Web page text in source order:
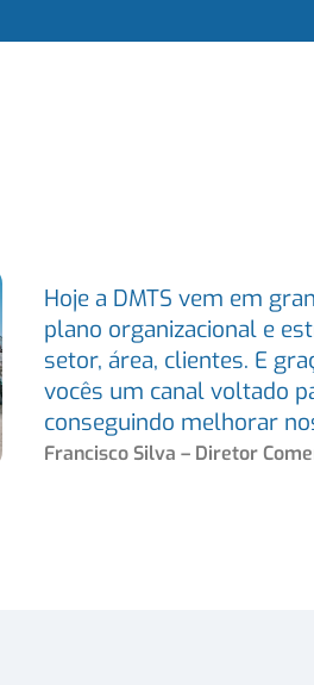
Hoje a DMTS vem em
plano organizacional e
setor, área, clientes. E
vocês um canal voltado
conseguindo melhorar
Francisco Silva – Diretor